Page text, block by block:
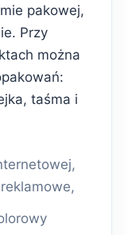
pakowej,
Przy
można
taśma i